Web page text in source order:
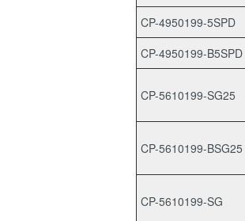
CP-4950199-5SPD
CP-4950199-B5SPD
CP-5610199-SG25
CP-5610199-BSG25
CP-5610199-SG